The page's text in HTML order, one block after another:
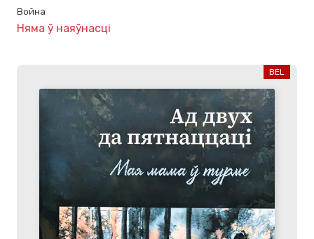
Война
Няма ў наяўнасці
BEL